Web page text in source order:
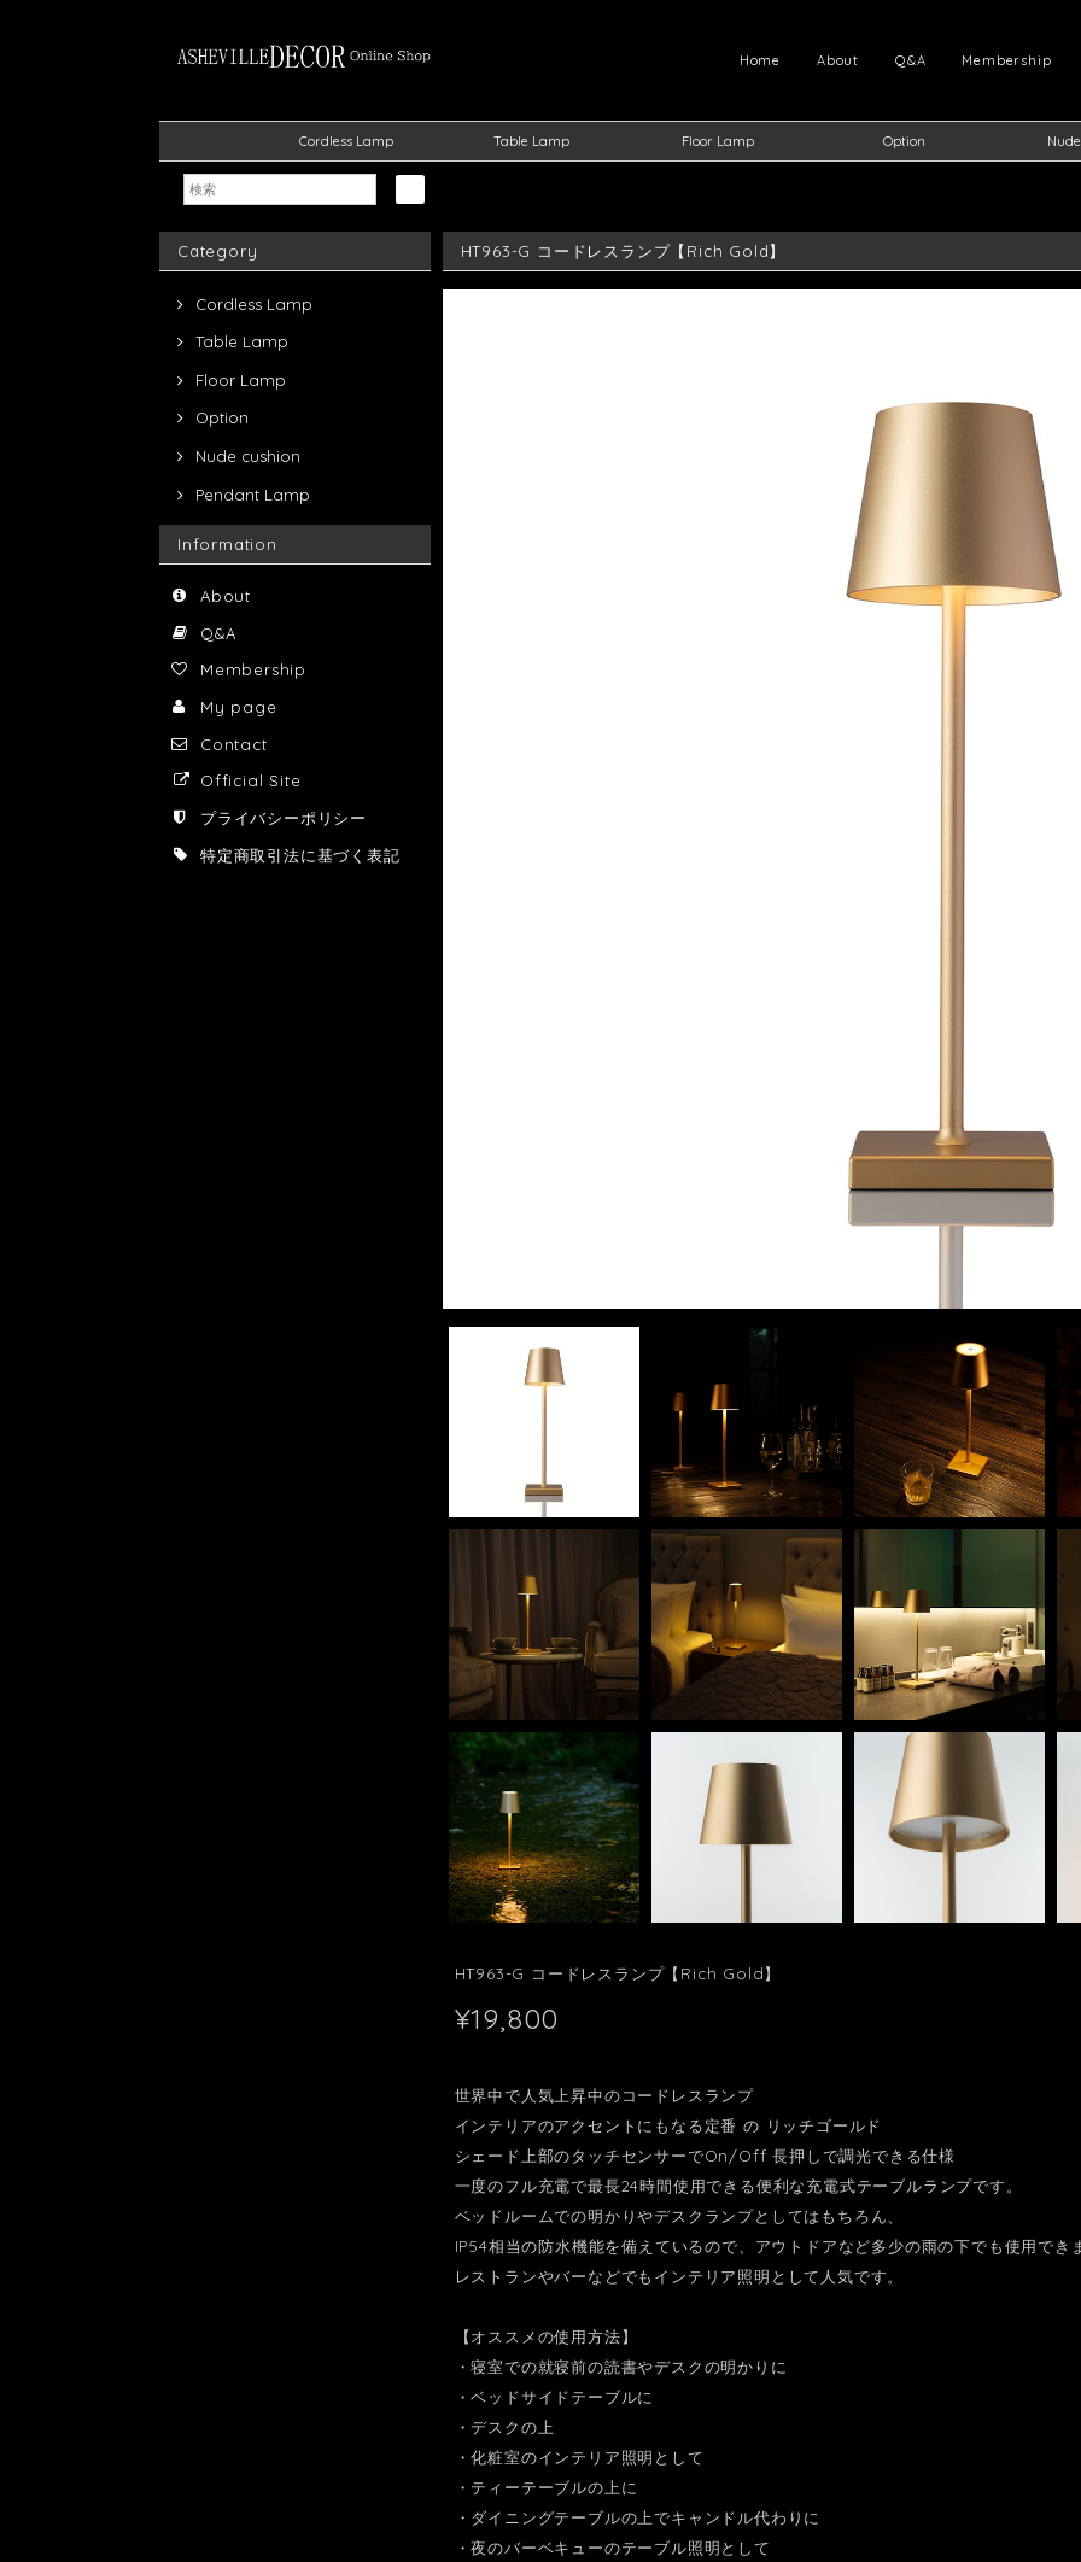
Membership
Q&A
About
Home
Cordless Lamp Table Lamp Floor Lamp Option
Category
Cordless Lamp
Table Lamp
Floor Lamp
Option
Nude cushion
Pendant Lamp
Information
About
Q&A
Membership
My page
Contact
Official Site
プライバシーポリシー
特定商取引法に基づく表記
HT963-G コードレスランプ【Rich Gold】
HT963-G コードレスランプ【Rich Gold】
¥19,800
世界中で人気上昇中のコードレスランプ
インテリアのアクセントにもなる定番 の リッチゴールド
シェード上部のタッチセンサーでOn/Off 長押しで調光できる仕様
一度のフル充電で最長24時間使用できる便利な充電式テーブルランプです。
ベッドルームでの明かりやデスクランプとしてはもちろん、
IP54相当の防水機能を備えているので、アウトドアなど多少の雨の下でも使用でき
レストランやバーなどでもインテリア照明として人気です。
【オススメの使用方法】
・寝室での就寝前の読書やデスクの明かりに
・ベッドサイドテーブルに
・デスクの上
・化粧室のインテリア照明として
・ティーテーブルの上に
・ダイニングテーブルの上でキャンドル代わりに
・夜のバーベキューのテーブル照明として